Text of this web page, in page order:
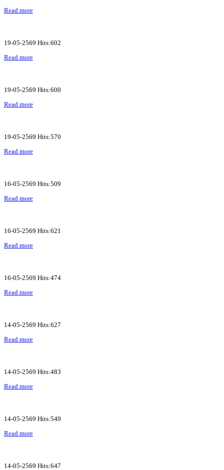
Read more
19-05-2569 Hits:602
Read more
19-05-2569 Hits:600
Read more
19-05-2569 Hits:570
Read more
16-05-2569 Hits:509
Read more
16-05-2569 Hits:621
Read more
16-05-2569 Hits:474
Read more
14-05-2569 Hits:627
Read more
14-05-2569 Hits:483
Read more
14-05-2569 Hits:549
Read more
14-05-2569 Hits:647